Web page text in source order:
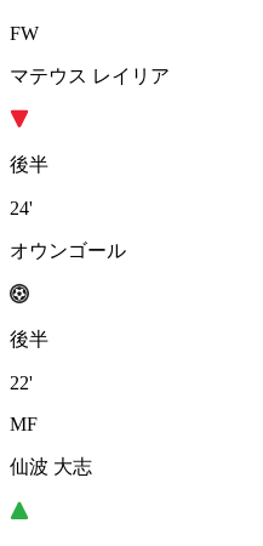
FW
マテウス レイリア
後半
24'
オウンゴール
後半
22'
MF
仙波 大志